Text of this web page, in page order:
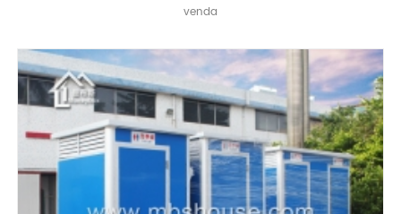
venda